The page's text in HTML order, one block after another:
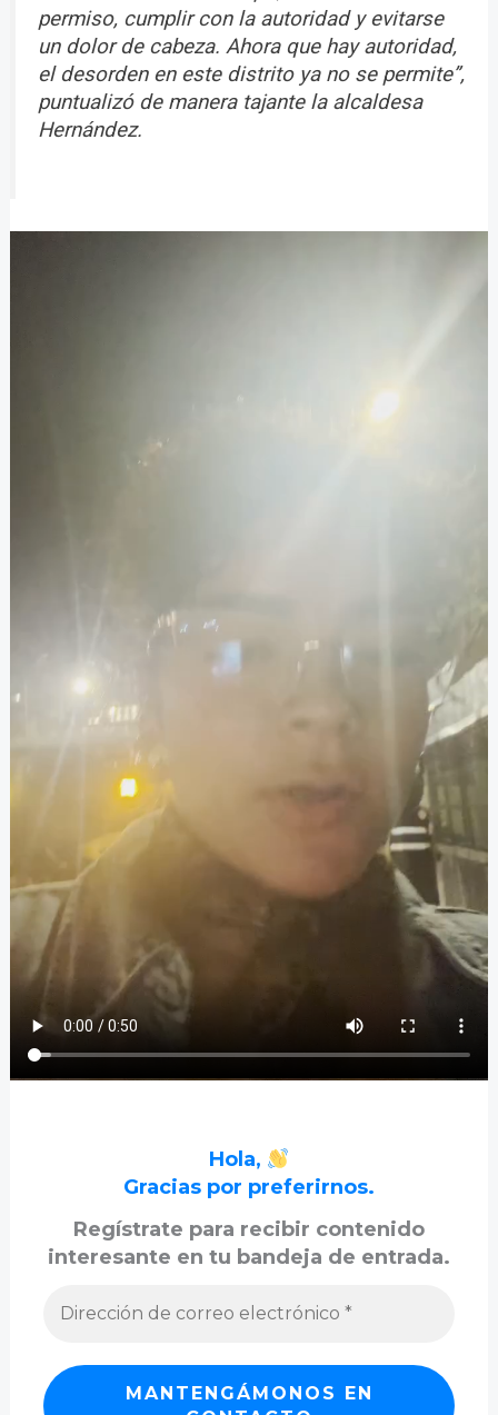
permiso, cumplir con la autoridad y evitarse
un dolor de cabeza. Ahora que hay autoridad,
el desorden en este distrito ya no se permite”,
puntualizó de manera tajante la alcaldesa
Hernández.
Hola,
Gracias por preferirnos.
Regístrate para recibir contenido
interesante en tu bandeja de entrada.